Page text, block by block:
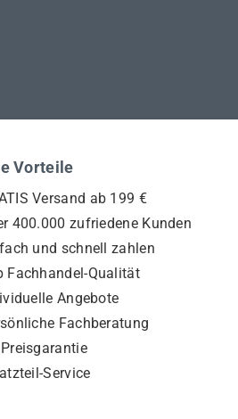
Vorteile
Versand ab 199 €
400.000 zufriedene Kunden
und schnell zahlen
Fachhandel-Qualität
Angebote
Fachberatung
Preisgarantie
Service